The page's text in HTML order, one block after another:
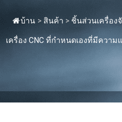
บ้าน > สินค้า > ชิ้นส่วนเครื่อง
เครื่อง CNC ที่กำหนดเองที่มีความ